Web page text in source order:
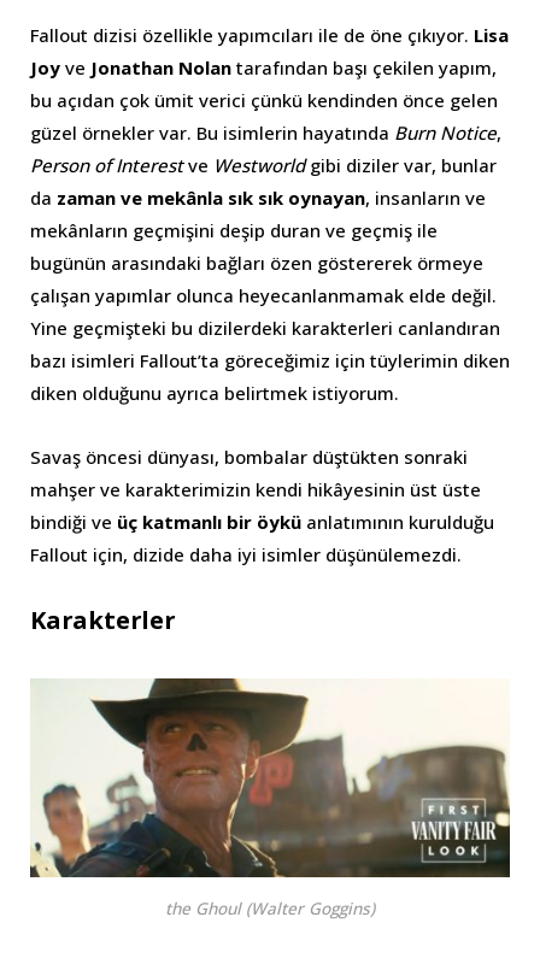
Fallout dizisi özellikle yapımcıları ile de öne çıkıyor. Lisa
Joy ve Jonathan Nolan tarafından başı çekilen yapım,
bu açıdan çok ümit verici çünkü kendinden önce gelen
güzel örnekler var. Bu isimlerin hayatında Burn Notice,
Person of Interestve Westworldgibi diziler var, bunlar
da zaman ve mekânla sık sık oynayan, insanların ve
mekânların geçmişini deşip duran ve geçmiş ile
bugünün arasındaki bağları özen göstererek örmeye
çalışan yapımlar olunca heyecanlanmamak elde değil.
Yine geçmişteki bu dizilerdeki karakterleri canlandıran
bazı isimleri Fallout’ta göreceğimiz için tüylerimin diken
diken olduğunu ayrıca belirtmek istiyorum.
Savaş öncesi dünyası, bombalar düştükten sonraki
mahşer ve karakterimizin kendi hikâyesinin üst üste
bindiği ve üç katmanlı bir öykü anlatımının kurulduğu
Fallout için, dizide daha iyi isimler düşünülemezdi.
Karakterler
the Ghoul (Walter Goggins)